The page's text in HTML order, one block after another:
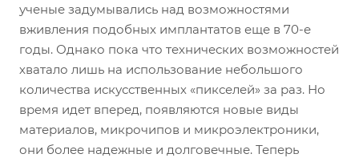
ученые задумывались над возможностями
вживления подобных имплантатов еще в 70-е
годы. Однако пока что технических возможностей
хватало лишь на использование небольшого
количества искусственных «пикселей» за раз. Но
время идет вперед, появляются новые виды
материалов, микрочипов и микроэлектроники,
они более надежные и долговечные. Теперь